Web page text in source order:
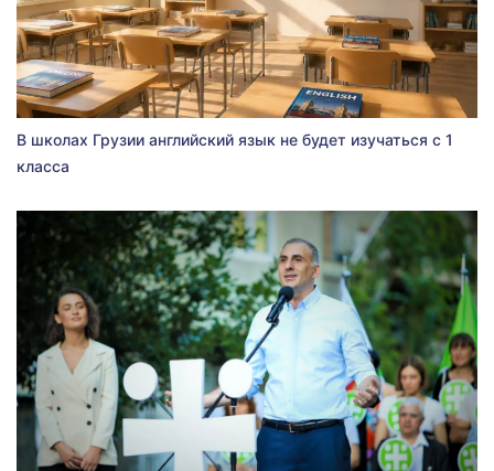
В школах Грузии английский язык не будет изучаться с 1
класса